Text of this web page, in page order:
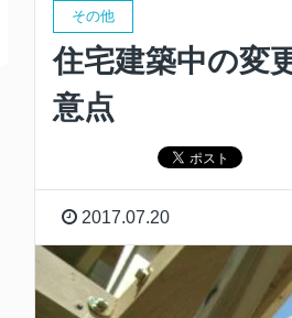
その他
住宅建築中の変
意点
2017.07.20